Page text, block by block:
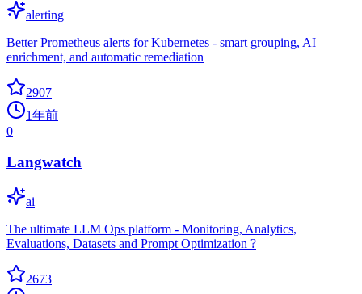
alerting
Better Prometheus alerts for Kubernetes - smart grouping, AI
enrichment, and automatic remediation
2907
1年前
0
Langwatch
ai
The ultimate LLM Ops platform - Monitoring, Analytics,
Evaluations, Datasets and Prompt Optimization ?
2673